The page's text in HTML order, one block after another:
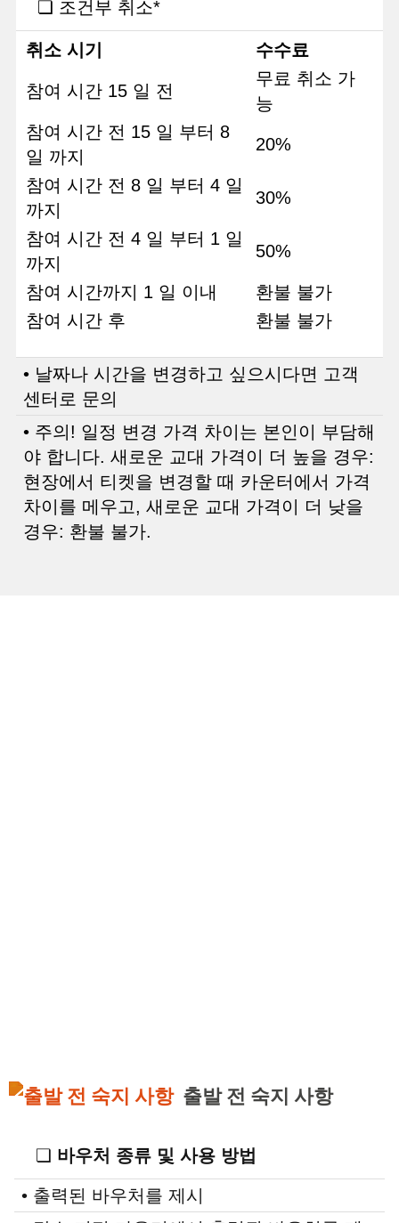
❏ 조건부 취소*
취소 시기 수수료
참여 시간 15 일 전
무료 취소 가
능
참여 시간 전 15 일 부터 8
일 까지
20%
참여 시간 전 8 일 부터 4 일
까지
30%
참여 시간 전 4 일 부터 1 일
까지
50%
참여 시간까지 1 일 이내
환불 불가
참여 시간 후
환불 불가
• 날짜나 시간을 변경하고 싶으시다면 고객
센터로 문의
• 주의! 일정 변경 가격 차이는 본인이 부담해
야 합니다. 새로운 교대 가격이 더 높을 경우:
현장에서 티켓을 변경할 때 카운터에서 가격
차이를 메우고, 새로운 교대 가격이 더 낮을
경우: 환불 불가.
출발 전 숙지 사항
❏ 바우처 종류 및 사용 방법
• 출력된 바우처를 제시